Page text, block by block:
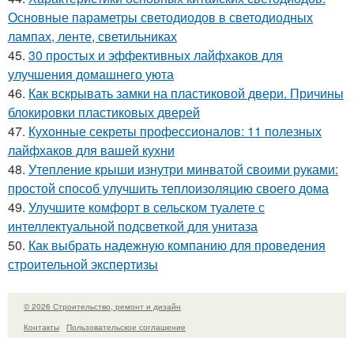
Основные параметры светодиодов в светодиодных
лампах, ленте, светильниках
45. 30 простых и эффективных лайфхаков для
улучшения домашнего уюта
46. Как вскрывать замки на пластиковой двери. Причины
блокировки пластиковых дверей
47. Кухонные секреты профессионалов: 11 полезных
лайфхаков для вашей кухни
48. Утепление крыши изнутри минватой своими руками:
простой способ улучшить теплоизоляцию своего дома
49. Улучшите комфорт в сельском туалете с
интеллектуальной подсветкой для унитаза
50. Как выбрать надежную компанию для проведения
строительной экспертизы
© 2026 Строительство, ремонт и дизайн
Контакты
Пользовательское соглашение